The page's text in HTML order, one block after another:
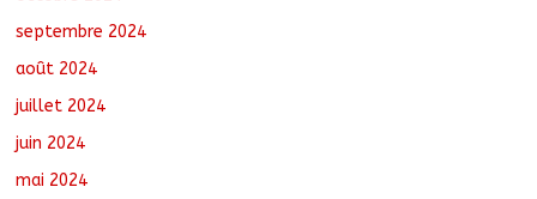
septembre 2024
août 2024
juillet 2024
juin 2024
mai 2024